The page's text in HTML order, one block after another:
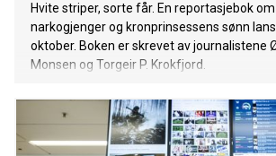
Hvite striper, sorte får. En reportasjebok
narkogjenger og kronprinsessens sønn
oktober. Boken er skrevet av journalistene
Monsen og Torgeir P. Krokfjord.